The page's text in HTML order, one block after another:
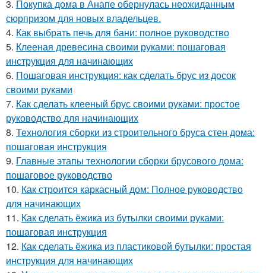
3. Покупка дома в Анапе обернулась неожиданным
сюрпризом для новых владельцев.
4. Как выбрать печь для бани: полное руководство
5. Клееная древесина своими руками: пошаговая
инструкция для начинающих
6. Пошаговая инструкция: как сделать брус из досок
своими руками
7. Как сделать клееный брус своими руками: простое
руководство для начинающих
8. Технология сборки из строительного бруса стен дома:
пошаговая инструкция
9. Главные этапы технологии сборки брусового дома:
пошаговое руководство
10. Как строится каркасный дом: Полное руководство
для начинающих
11. Как сделать ёжика из бутылки своими руками:
пошаговая инструкция
12. Как сделать ёжика из пластиковой бутылки: простая
инструкция для начинающих